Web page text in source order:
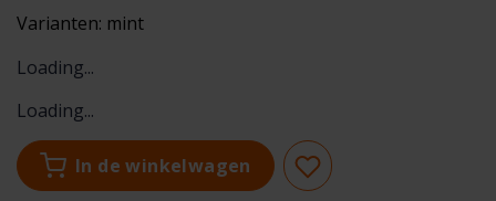
Varianten: mint
Loading...
Loading...
In de winkelwagen